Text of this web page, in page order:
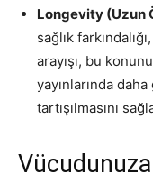
Longevity (Uzun
sağlık
arayışı, bu
yayınlarında
tartışılmasını